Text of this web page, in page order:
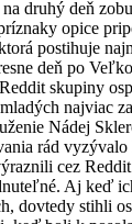
druhý deň
opice
postihuje
deň po
skupiny
najviac
Nádej
rád
cez
Aj keď
dovtedy stihli